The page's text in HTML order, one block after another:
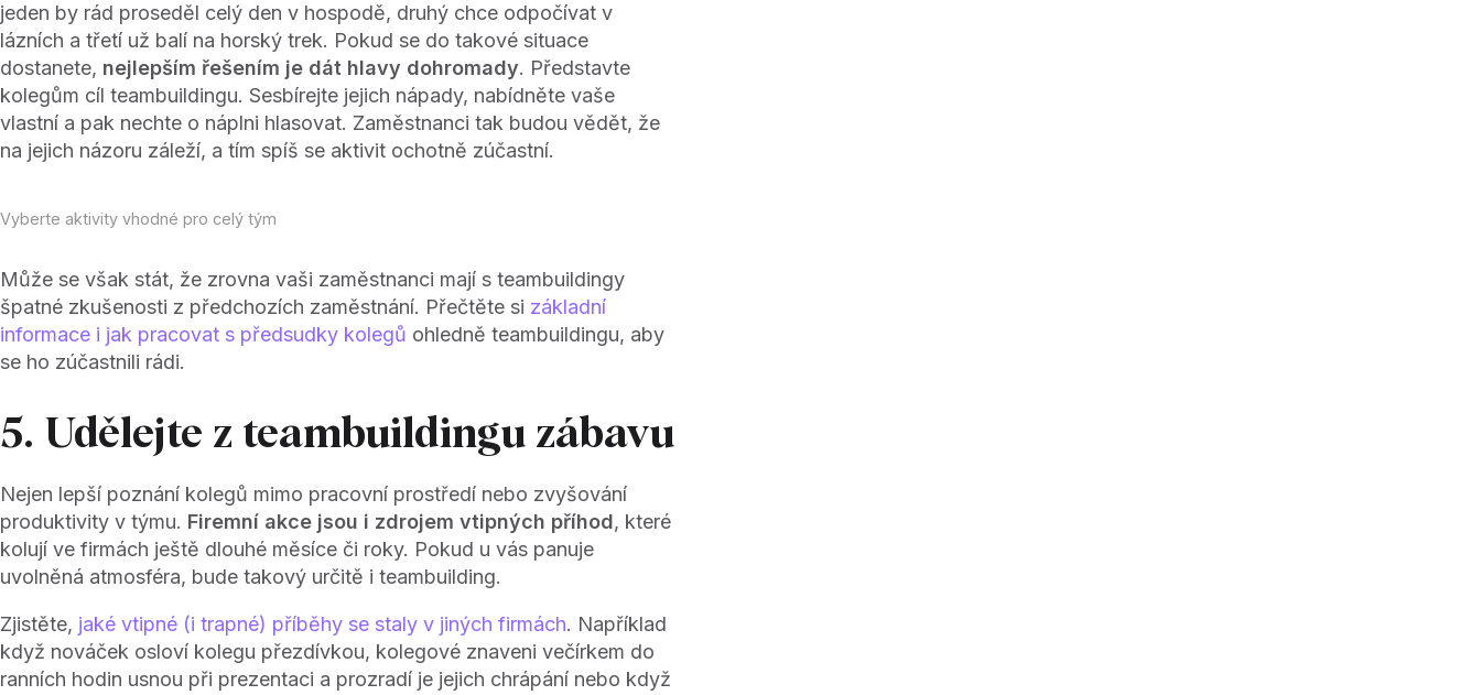
jeden by rád proseděl celý den v hospodě, druhý chce odpočívat v
lázních a třetí už balí na horský trek. Pokud se do takové situace
dostanete, nejlepším řešením je dát hlavy dohromady. Představte
kolegům cíl teambuildingu. Sesbírejte jejich nápady, nabídněte vaše
vlastní a pak nechte o náplni hlasovat. Zaměstnanci tak budou vědět, že
na jejich názoru záleží, a tím spíš se aktivit ochotně zúčastní.
Vyberte aktivity vhodné pro celý tým
Může se však stát, že zrovna vaši zaměstnanci mají s teambuildingy
špatné zkušenosti z předchozích zaměstnání. Přečtěte si základní
informace i jak pracovat s předsudky kolegů ohledně teambuildingu, aby
se ho zúčastnili rádi.
5. Udělejte z teambuildingu zábavu
Nejen lepší poznání kolegů mimo pracovní prostředí nebo zvyšování
produktivity v týmu. Firemní akce jsou i zdrojem vtipných příhod, které
kolují ve firmách ještě dlouhé měsíce či roky. Pokud u vás panuje
uvolněná atmosféra, bude takový určitě i teambuilding.
Zjistěte, jaké vtipné (i trapné) příběhy se staly v jiných firmách. Například
když nováček osloví kolegu přezdívkou, kolegové znaveni večírkem do
ranních hodin usnou při prezentaci a prozradí je jejich chrápání nebo když